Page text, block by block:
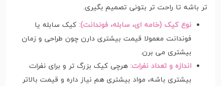
تر باشه تا راحت تر بتونی تصمیم بگیری.
نوع کیک (خامه ای، سابله، فوندانت): کیک سابله یا
فوندانت معمولا قیمت بیشتری دارن چون طراحی و زمان
بیشتری می برن.
اندازه و تعداد نفرات: هرچی کیک بزرگ تر و برای نفرات
بیشتری باشه، مواد بیشتری هم نیاز داره و قیمت بالاتر